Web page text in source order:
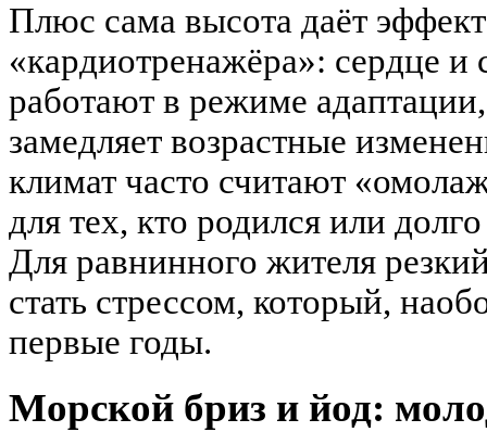
Плюс сама высота даёт
«кардиотренажёра»: сердце и
работают в режиме
замедляет возрастные
климат часто считают
для тех, кто родился или
Для равнинного жителя
стать стрессом, который,
первые годы.
Морской бриз и йод: